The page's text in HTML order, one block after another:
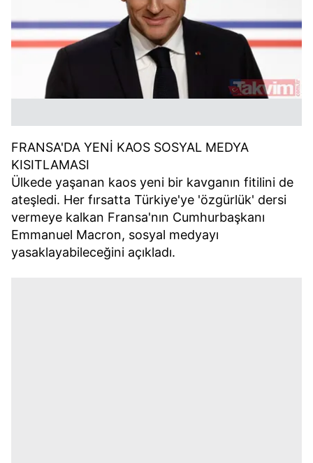
FRANSA'DA YENİ KAOS SOSYAL MEDYA
KISITLAMASI
Ülkede yaşanan kaos yeni bir kavganın fitilini de
ateşledi. Her fırsatta Türkiye'ye 'özgürlük' dersi
vermeye kalkan Fransa'nın Cumhurbaşkanı
Emmanuel Macron, sosyal medyayı
yasaklayabileceğini açıkladı.